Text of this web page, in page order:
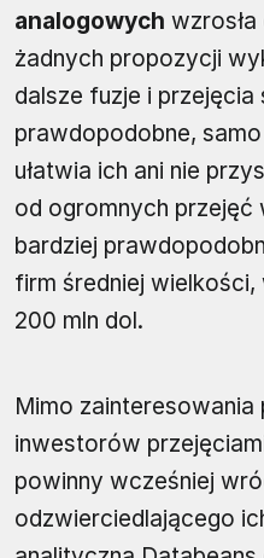
analogowych
żadnych propozycji
dalsze fuzje i przejęcia
prawdopodobne,
ułatwia ich ani nie
od ogromnych przejęć
bardziej
firm średniej
200 mln dol.
Mimo zainteresowania
inwestorów
powinny wcześniej
odzwierciedlającego